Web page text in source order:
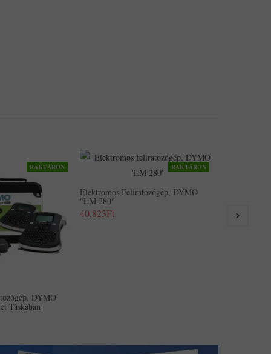
RAKTÁRON
DYMO
Táskában
RAKTÁRON
Elektromos Feliratozógép, DYMO
"LM 280"
40,823Ft